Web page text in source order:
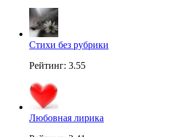
Стихи без рубрики
Рейтинг: 3.55
Любовная лирика